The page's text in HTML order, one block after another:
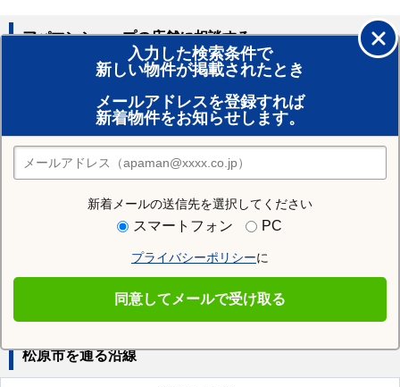
入力した検索条件で
新しい物件が掲載されたとき
メールアドレスを登録すれば
新着物件をお知らせします。
新着メールの送信先を選択してください
スマートフォン PC
プライバシーポリシーに
同意してメールで受け取る
アパマンショップの店舗に相談する
賃貸のプロがお部屋探し！
おまかせ物件リクエスト
住みたい街の店舗を探す
店舗検索
河内松原駅
松原市を通る沿線